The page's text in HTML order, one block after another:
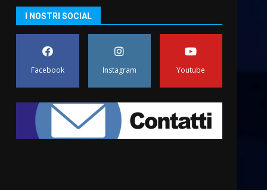
“I Contestatori: Musica di
Rivoluzione”: nuovo
7 Agosto 2026 06:05
esclusione dal campionato di
calcio”
7 Agosto 2026 06:00
I NOSTRI SOCIAL
Facebook Instagram Youtube